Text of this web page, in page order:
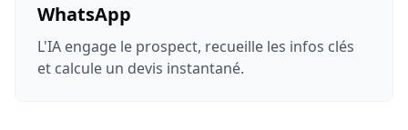
WhatsApp
L'IA engage le prospect, recueille les infos clés
et calcule un devis instantané.